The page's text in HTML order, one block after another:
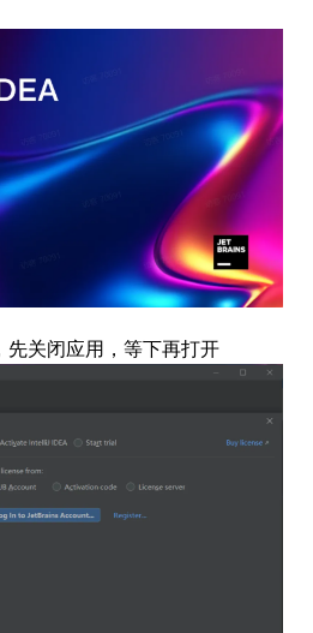
先关闭应用，等下再打开